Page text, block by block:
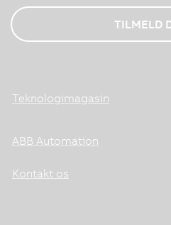
TILMELD
Teknologimagasin
ABB Automation
Kontakt os